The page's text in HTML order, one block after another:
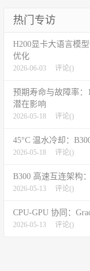
热门专访
H200显卡大语言模
优化
2026-06-03 评论()
预期寿命与故障率：
潜在影响
2026-05-18 评论()
45°C 温水冷却：
2026-05-18 评论()
B300 高速互连架构
2026-05-13 评论()
CPU-GPU 协同：
2026-05-13 评论()